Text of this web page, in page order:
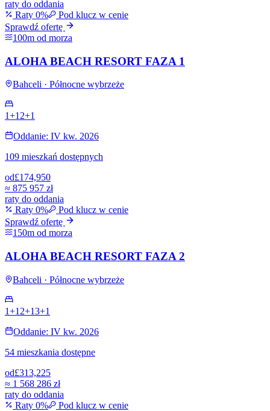
raty do oddania
Raty 0%
Pod klucz w cenie
Sprawdź ofertę
100m od morza
ALOHA BEACH RESORT FAZA 1
Bahceli · Północne wybrzeże
1+1 2+1
Oddanie: IV kw. 2026
109 mieszkań dostępnych
od£174,950
≈ 875 957 zł
raty do oddania
Raty 0%
Pod klucz w cenie
Sprawdź ofertę
150m od morza
ALOHA BEACH RESORT FAZA 2
Bahceli · Północne wybrzeże
1+1 2+13+1
Oddanie: IV kw. 2026
54 mieszkania dostępne
od£313,225
≈ 1 568 286 zł
raty do oddania
Raty 0%
Pod klucz w cenie